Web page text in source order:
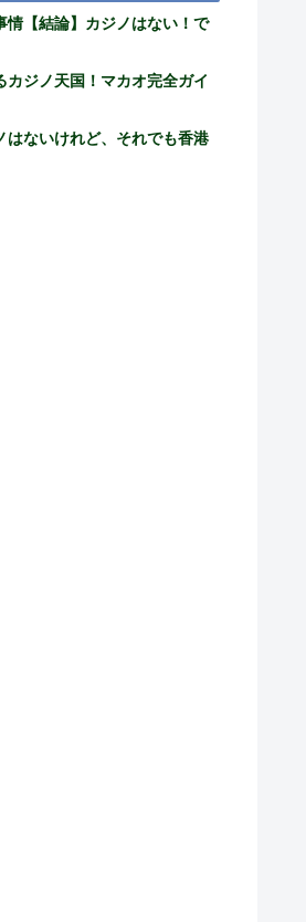
情【結論】カジノはない！で
カジノ天国！マカオ完全ガイ
はないけれど、それでも香港